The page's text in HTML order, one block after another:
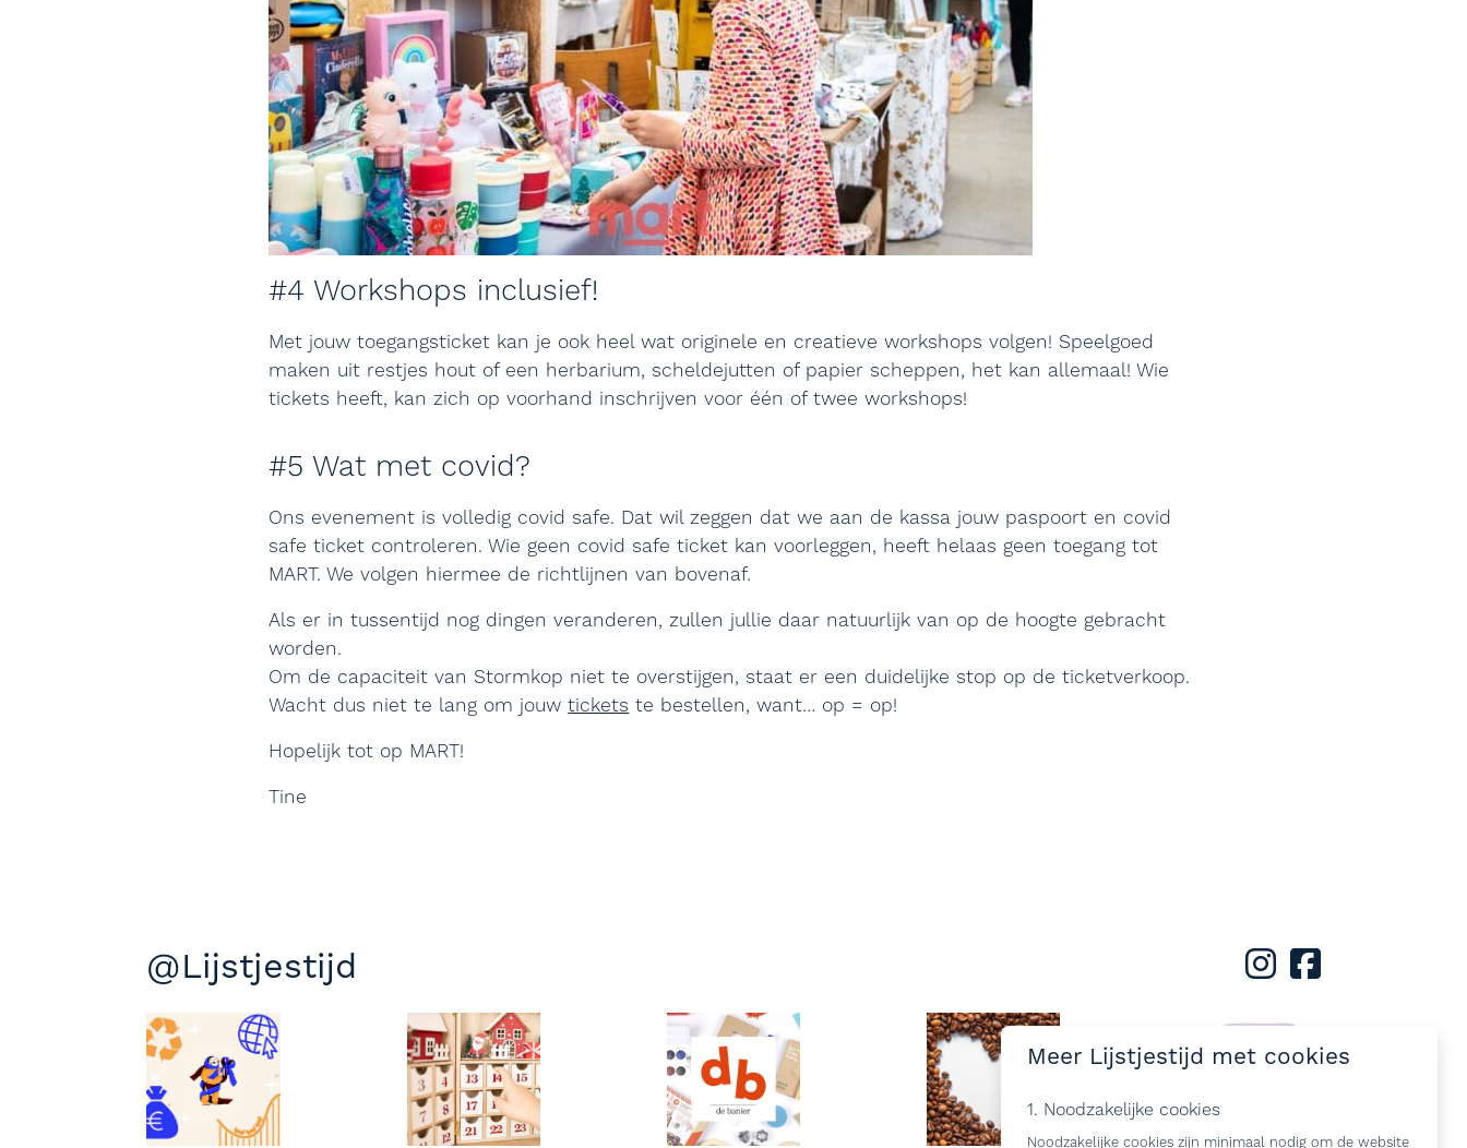
#4 Workshops inclusief!
Met jouw toegangsticket kan je ook heel wat originele en creatieve workshops volgen! Speelgoed
maken uit restjes hout of een herbarium, scheldejutten of papier scheppen, het kan allemaal! Wie
tickets heeft, kan zich op voorhand inschrijven voor één of twee workshops!
#5 Wat met covid?
Ons evenement is volledig covid safe. Dat wil zeggen dat we aan de kassa jouw paspoort en covid
safe ticket controleren. Wie geen covid safe ticket kan voorleggen, heeft helaas geen toegang tot
MART. We volgen hiermee de richtlijnen van bovenaf.
Als er in tussentijd nog dingen veranderen, zullen jullie daar natuurlijk van op de hoogte gebracht
worden.
Om de capaciteit van Stormkop niet te overstijgen, staat er een duidelijke stop op de ticketverkoop.
Wacht dus niet te lang om jouwtickets te bestellen, want… op = op!
Hopelijk tot op MART!
Tine
@Lijstjestijd
Meer Lijstjestijd met cookies
1. Noodzakelijke cookies
Noodzakelijke cookies zijn minimaal nodig om de website